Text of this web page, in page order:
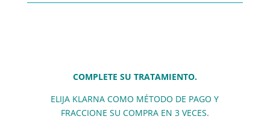
COMPLETE SU TRATAMIENTO.
ELIJA KLARNA COMO MÉTODO DE PAGO Y
FRACCIONE SU COMPRA EN 3 VECES.